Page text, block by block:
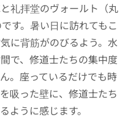
礼拝堂のヴォールト（丸
す。暑い日に訪れてもこ
に背筋がのびるよう。水
で、修道士たちの集中度
。座っているだけでも時
吸った壁に、修道士たち
ように感じます。